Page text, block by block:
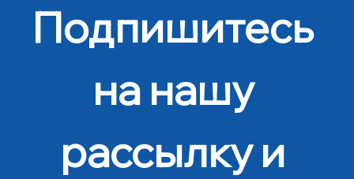
Подпишитесь
на нашу
рассылку и